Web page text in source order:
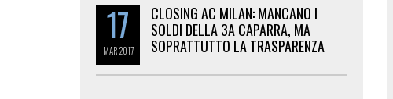
17
MAR2017
CLOSING AC MILAN: MANCANO I
SOLDI DELLA 3A CAPARRA, MA
SOPRATTUTTO LA TRASPARENZA